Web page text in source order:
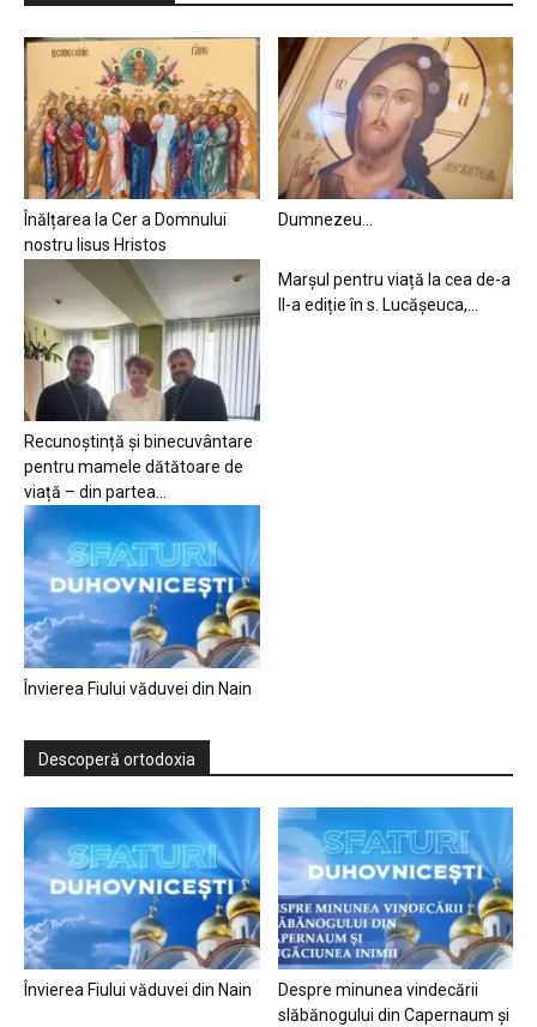
Înălțarea la Cer a Domnului
nostru Iisus Hristos
Dumnezeu…
Recunoștință și binecuvântare
pentru mamele dătătoare de
viață – din partea...
Marșul pentru viață la cea de-a
II-a ediție în s. Lucășeuca,...
Învierea Fiului văduvei din Nain
Descoperă ortodoxia
Învierea Fiului văduvei din Nain
Despre minunea vindecării
slăbănogului din Capernaum și